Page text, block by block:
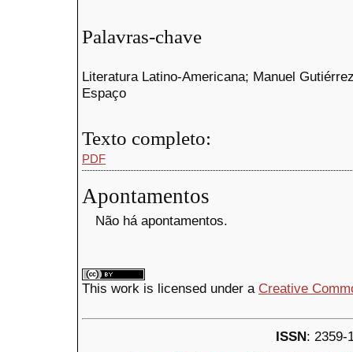
Palavras-chave
Literatura Latino-Americana; Manuel
Espaço
Texto completo:
PDF
Apontamentos
Não há apontamentos.
This work is licensed under a Creative
ISSN: 2359-